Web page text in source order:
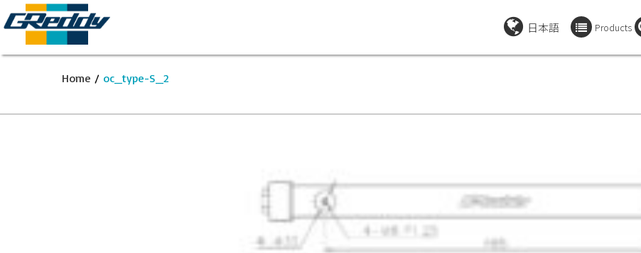
日本語 Products
Home / oc_type-S_2